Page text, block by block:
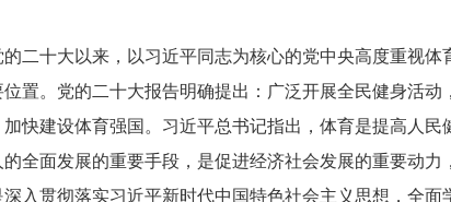
的二十大以来，以习近平同志为核心的党中央高度重视
位置。党的二十大报告明确提出：广泛开展全民健身活
加快建设体育强国。习近平总书记指出，体育是提高人民
的全面发展的重要手段，是促进经济社会发展的重要动
深入贯彻落实习近平新时代中国特色社会主义思想，全